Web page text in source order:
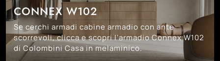
CONNEX W102
Se cerchi armadi cabine armadio con ante
scorrevoli, clicca e scopri l'armadio Connex W102
di Colombini Casa in melaminico.